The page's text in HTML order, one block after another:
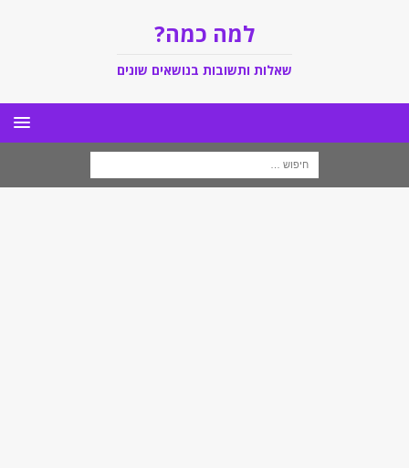
למה כמה?
שאלות ותשובות בנושאים שונים